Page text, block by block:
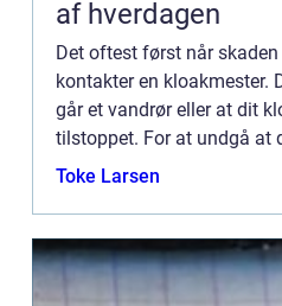
af hverdagen
Det oftest først når
kontakter en kloakmester.
går et vandrør eller at dit
tilstoppet. For at undgå at
vandskade eller, at der
Toke Larsen